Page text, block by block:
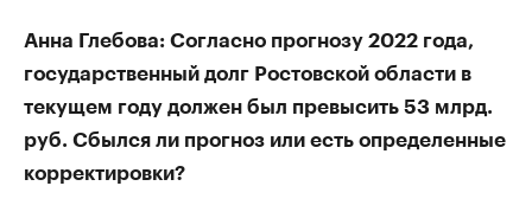
Анна Глебова: Согласно прогнозу 2022 года,
государственный долг Ростовской области в
текущем году должен был превысить 53 млрд.
руб. Сбылся ли прогноз или есть определенные
корректировки?